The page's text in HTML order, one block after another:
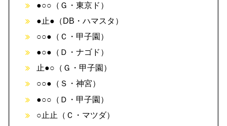
●○○（Ｇ・東京ド）
●止●（DB・ハマスタ）
○○●（Ｃ・甲子園）
●○●（Ｄ・ナゴド）
止●○（Ｇ・甲子園）
○○●（Ｓ・神宮）
●○○（Ｄ・甲子園）
○止止（Ｃ・マツダ）